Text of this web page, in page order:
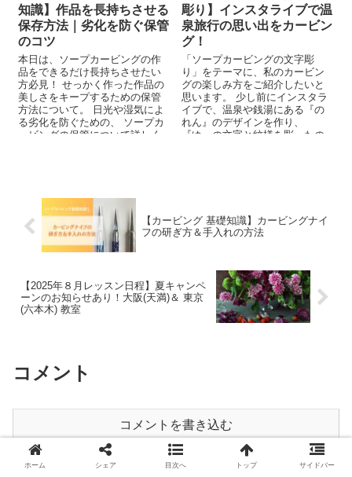
知識】作品を長持ちさせる
保存方法｜劣化を防ぐ保管
のコツ
本日は、ソープカービングの作
品をできるだけ長持ちさせたい
方必見！ せっかく作った作品の
美しさをキープするための保管
方法について。 日光や湿気によ
る劣化を防ぐための、 ソープカ
ービングの保管について詳しく
彫り】インスタライブで温
泉旅行の思い出をカービン
グ！
「ソープカービングの文字彫
り」をテーマに、私のカービン
グの楽しみ方をご紹介したいと
思います。 少し前にインスタラ
イブで、温泉や銭湯にある『の
れん』のデザインを作り、
『ゆ』の文字と紋様を彫ったの
【カービング 基礎知識】カービングナイ
フの研ぎ方＆手入れの方法
【2025年８月レッスン日程】夏キャンペ
ーンのお知らせあり！大阪(天満)＆ 東京
(六本木) 教室
コメント
コメントを書き込む
ホーム シェア 目次へ トップ サイドバー